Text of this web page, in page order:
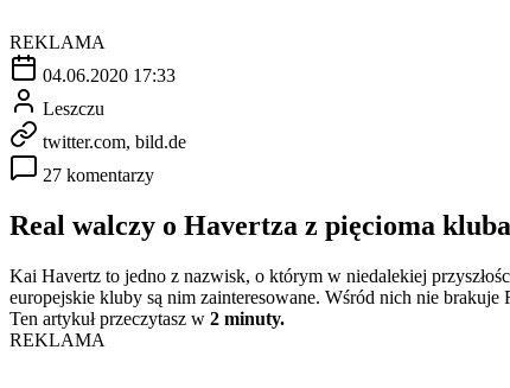
REKLAMA
04.06.2020 17:33
Leszczu
twitter.com, bild.de
27 komentarzy
Real walczy o Havertza z pięcioma
Kai Havertz to jedno z nazwisk, o którym w niedalekiej
europejskie kluby są nim zainteresowane. Wśród nich nie brakuje
Ten artykuł przeczytasz w 2 minuty.
REKLAMA